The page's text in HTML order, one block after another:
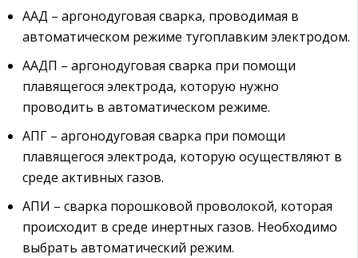
ААД – аргонодуговая сварка, проводимая в
автоматическом режиме тугоплавким электродом.
ААДП – аргонодуговая сварка при помощи
плавящегося электрода, которую нужно
проводить в автоматическом режиме.
АПГ – аргонодуговая сварка при помощи
плавящегося электрода, которую осуществляют в
среде активных газов.
АПИ – сварка порошковой проволокой, которая
происходит в среде инертных газов. Необходимо
выбрать автоматический режим.